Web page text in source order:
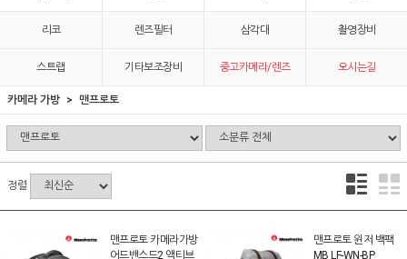
리코 렌즈필터 삼각대 촬영장비
스트랩 기타보조장비 중고카메라/렌즈 오시는길
카메라 가방 맨프로토
정렬
맨프로토 카메라가방
어드밴스드2 액티브
맨프로토 윈저 백팩
MB LF-WN-BP